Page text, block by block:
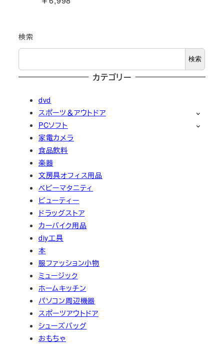
検索
検索
カテゴリー
dvd
スポーツ＆アウトドア
PCソフト
家電カメラ
食品飲料
楽器
文房具オフィス用品
ベビーマタニティ
ビューティー
ドラッグストア
カーバイク用品
diy工具
本
服ファッション小物
ミュージック
ホームキッチン
パソコン周辺機器
スポーツアウトドア
シューズバッグ
おもちゃ